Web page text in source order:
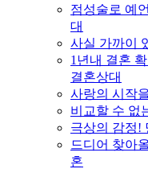
점성술로 예
대
사실 가까이
1년내 결혼
결혼상대
사랑의 시작
비교할 수 없
극상의 감정!
드디어 찾아
혼